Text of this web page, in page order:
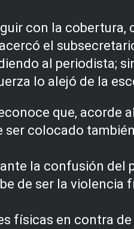
con la cobertura,
el
al periodista;
lo alejó de la
que,
ser colocado
la confusión del
de ser la violencia
físicas en contra